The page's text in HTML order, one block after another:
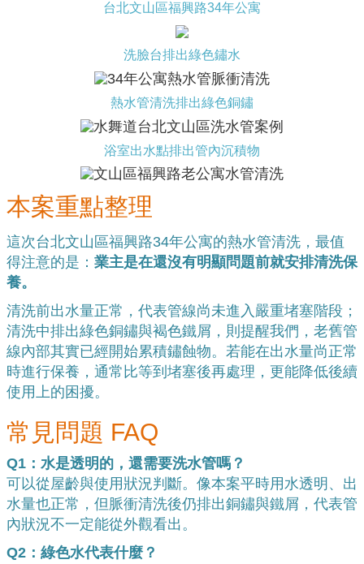
台北文山區福興路34年公寓
洗臉台排出綠色鏽水
熱水管清洗排出綠色銅鏽
浴室出水點排出管內沉積物
本案重點整理
這次台北文山區福興路34年公寓的熱水管清洗，最值
得注意的是： 業主是在還沒有明顯問題前就安排清洗保
養。
清洗前出水量正常，代表管線尚未進入嚴重堵塞階段；
清洗中排出綠色銅鏽與褐色鐵屑，則提醒我們，老舊管
線內部其實已經開始累積鏽蝕物。若能在出水量尚正常
時進行保養，通常比等到堵塞後再處理，更能降低後續
使用上的困擾。
常見問題 FAQ
Q1：水是透明的，還需要洗水管嗎？
可以從屋齡與使用狀況判斷。像本案平時用水透明、出
水量也正常，但脈衝清洗後仍排出銅鏽與鐵屑，代表管
內狀況不一定能從外觀看出。
Q2：綠色水代表什麼？